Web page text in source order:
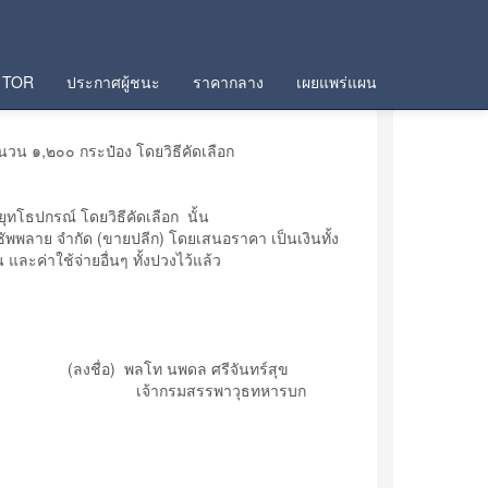
TOR ประกาศผู้ชนะ ราคากลาง เผยแพร่แผน
น ๑,๒๐๐ กระป๋อง โดยวิธีคัดเลือก
ทโธปกรณ์ โดยวิธีคัดเลือก นั้น
ลาย จำกัด (ขายปลีก) โดยเสนอราคา เป็นเงินทั้ง
ละค่าใช้จ่ายอื่นๆ ทั้งปวงไว้แล้ว
(ลงชื่อ) พลโท นพดล ศรีจันทร์สุข
เจ้ากรมสรรพาวุธทหารบก